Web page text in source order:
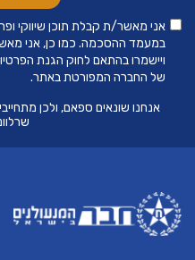
אני מאשר/ת קבלת תוכן שיווקי
במעמד ההסכמה. כמו כן, אני
ויישמרו בהתאם לחוק הגנת
של החברה המפורטת באתר.
אנחנו שונאים ספאם, ולכן